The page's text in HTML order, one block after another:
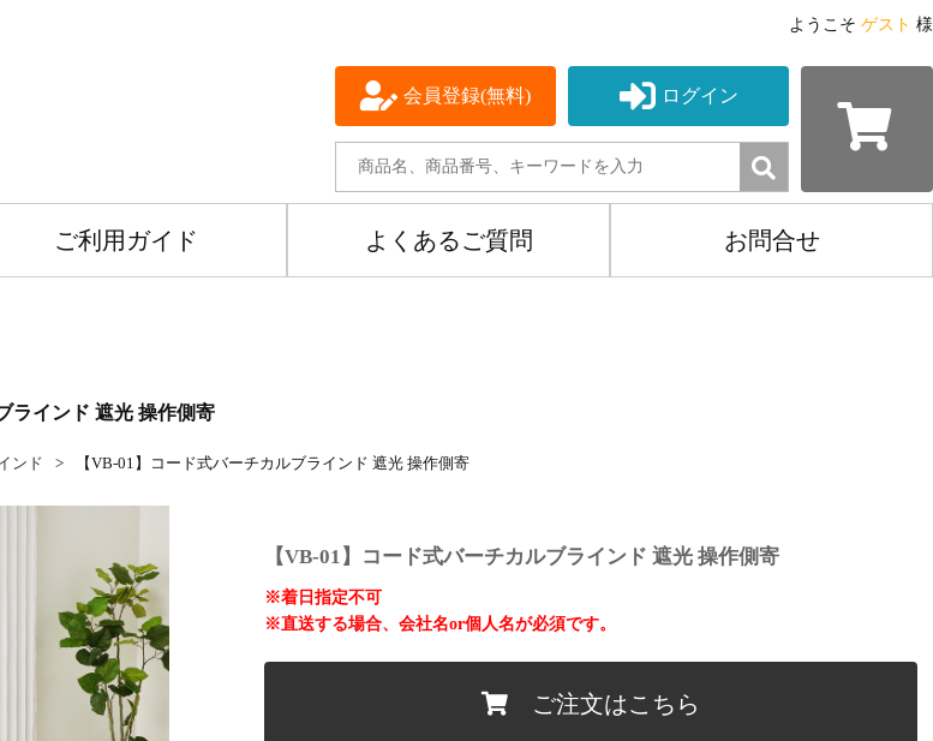
ようこそ ゲスト 様
会員登録(無料) ログイン
ご利用ガイド よくあるご質問 お問合せ
ラインド 遮光 操作側寄
ンド 【VB-01】コード式バーチカルブラインド 遮光 操作側寄
【VB-01】コード式バーチカルブラインド 遮光 操作側寄
※着日指定不可
※直送する場合、会社名or個人名が必須です。
ご注文はこちら